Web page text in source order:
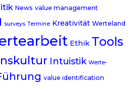
News value management
surveys Termine Kreativität Werteland
Ethik Tools
Intuistik Werte-
value identification